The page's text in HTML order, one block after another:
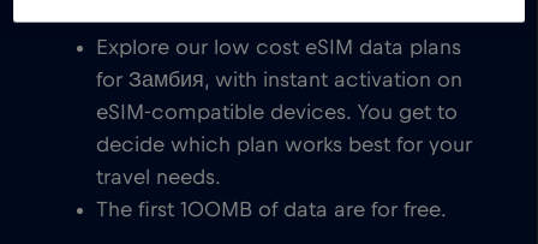
Explore our low cost eSIM data plans
for Замбия, with instant activation on
eSIM-compatible devices. You get to
decide which plan works best for your
travel needs.
The first 100MB of data are for free.